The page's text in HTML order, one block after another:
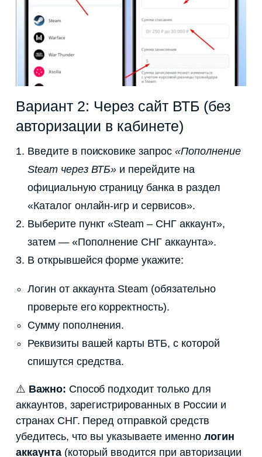
Вариант 2: Через сайт ВТБ (без
авторизации в кабинете)
Введите в поисковике запрос«Пополнение
Steam через ВТБ» и перейдите на
официальную страницу банка в раздел
«Каталог онлайн-игр и сервисов».
Выберите пункт «Steam – СНГ аккаунт»,
затем — «Пополнение СНГ аккаунта».
В открывшейся форме укажите:
Логин от аккаунта Steam (обязательно
проверьте его корректность).
Сумму пополнения.
Реквизиты вашей карты ВТБ, с которой
спишутся средства.
⚠️ Важно: Способ подходит только для
аккаунтов, зарегистрированных в России и
странах СНГ. Перед отправкой средств
убедитесь, что вы указываете именно логин
аккаунта(который вводится при авторизации